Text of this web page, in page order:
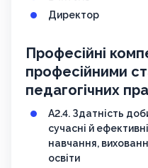
Директор
Професійні
професійними
педагогічних
А2.4. Здатність
сучасні й
навчання,
освіти